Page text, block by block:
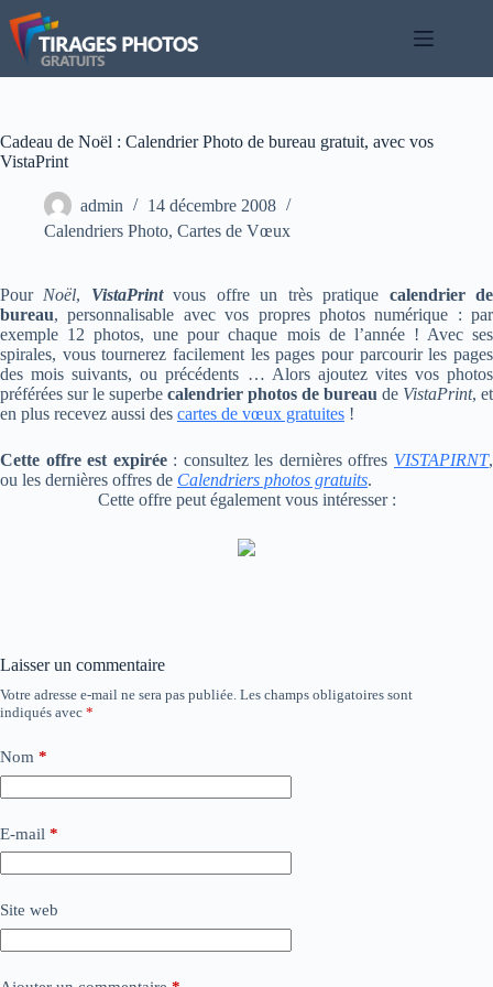
Passer
au
contenu
Cadeau de Noël : Calendrier Photo de bureau gratuit, avec vos
VistaPrint
admin
14 décembre 2008
Calendriers Photo, Cartes de Vœux
Pour Noël, VistaPrintvous offre un très pratique calendrier de
bureau, personnalisable avec vos propres photos numérique : par
exemple 12 photos, une pour chaque mois de l’année ! Avec ses
spirales, vous tournerez facilement les pages pour parcourir les pages
des mois suivants, ou précédents … Alors ajoutez vites vos photos
préférées sur le superbe calendrier photos de bureau de VistaPrint, et
en plus recevez aussi des cartes de vœux gratuites !
Cette offre est expirée: consultez les dernières offres VISTAPIRNT,
ou les dernières offres de Calendriers photos gratuits.
Cette offre peut également vous intéresser :
Laisser un commentaire
Votre adresse e-mail ne sera pas publiée. Les champs obligatoires sont
indiqués avec *
Nom *
E-mail *
Site web